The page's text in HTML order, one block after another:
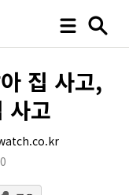
집 사고,
사고